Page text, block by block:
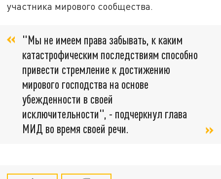
участника мирового сообщества.
"Мы не имеем права забывать, к каким
катастрофическим последствиям способно
привести стремление к достижению
мирового господства на основе
убежденности в своей
исключительности", - подчеркнул глава
МИД во время своей речи.